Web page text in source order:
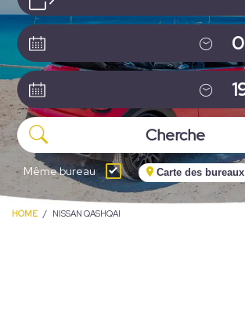
HOME NISSAN QASHQAI
Même bureau Carte des bureaux